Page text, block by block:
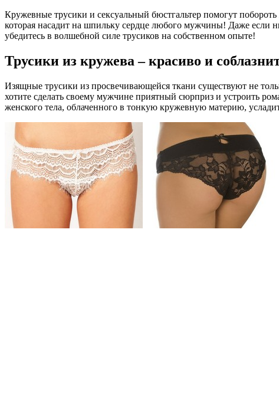
Кружевные трусики и сексуальный бюстгальтер помогут
которая насадит на шпильку сердце любого мужчины! Даже если
убедитесь в волшебной силе трусиков на собственном опыте!
Трусики из кружева – красиво и
Изящные трусики из просвечивающейся ткани существуют не
хотите сделать своему мужчине приятный сюрприз и устроить
женского тела, облаченного в тонкую кружевную материю,